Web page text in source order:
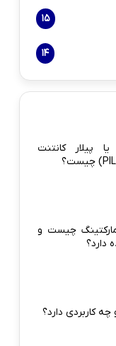
15
14
پیلار کانتنت
چیست و
دارد؟
کاربردی دارد؟